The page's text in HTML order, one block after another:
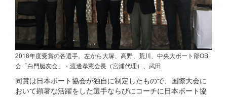
2018年度受賞の各選手。左から大塚、高野、荒川、中央大ボート部OB
会「白門艇友会」・渡邊孝憲会長（宮浦代理）、武田
同賞は日本ボート協会が独自に制定したもので、国際大会に
おいて顕著な活躍をした選手ならびにコーチに日本ボート協